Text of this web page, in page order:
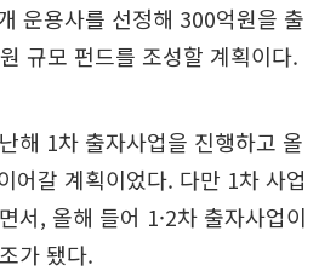
운용사를 선정해 300억원을 출
규모 펀드를 조성할 계획이다.
해 1차 출자사업을 진행하고 올
어갈 계획이었다. 다만 1차 사업
서, 올해 들어 1·2차 출자사업이
가 됐다.